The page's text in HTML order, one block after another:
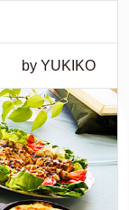
by YUKIKO